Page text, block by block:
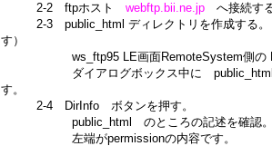
2-2 ftpホスト
webftp.bii.ne.jp へ接続す
2-3 public_html ディレクトリを作成する。
す）
ws_ftp95 LE画面RemoteSystem側の
ダイアログボックス中に public_html
す。
2-4 DirInfo ボタンを押す。
public_html のところの記述を確認。
左端がpermissionの内容です。